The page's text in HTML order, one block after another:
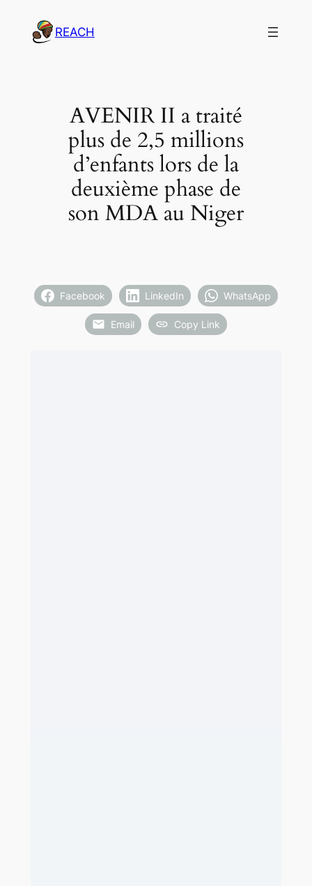
REACH
AVENIR II a traité
plus de 2,5 millions
d’enfants lors de la
deuxième phase de
son MDA au Niger
Facebook LinkedIn WhatsApp
Email Copy Link